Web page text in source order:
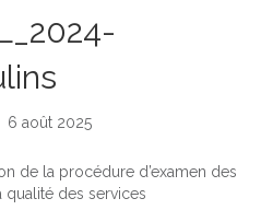
6 août 2025
de la procédure d’examen des
qualité des services